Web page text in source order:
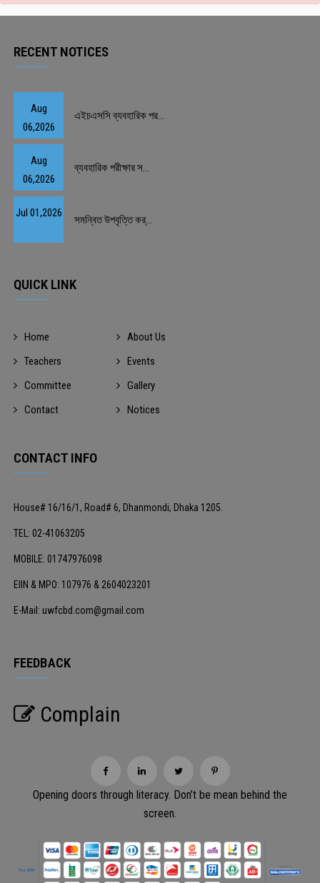
RECENT NOTICES
Aug
06,2026
এইচএসসি ব্যবহারিক পর...
Aug
06,2026
ব্যবহারিক পরীক্ষার স...
Jul 01,2026
সমন্বিত উপবৃত্তি কর্...
QUICK LINK
Home
About Us
Teachers
Events
Committee
Gallery
Contact
Notices
CONTACT INFO
House# 16/16/1, Road# 6, Dhanmondi, Dhaka 1205.
TEL: 02-41063205
MOBILE: 01747976098
EIIN & MPO: 107976 & 2604023201
E-Mail: uwfcbd.com@gmail.com
FEEDBACK
Complain
Opening doors through literacy. Don’t be mean behind the
screen.